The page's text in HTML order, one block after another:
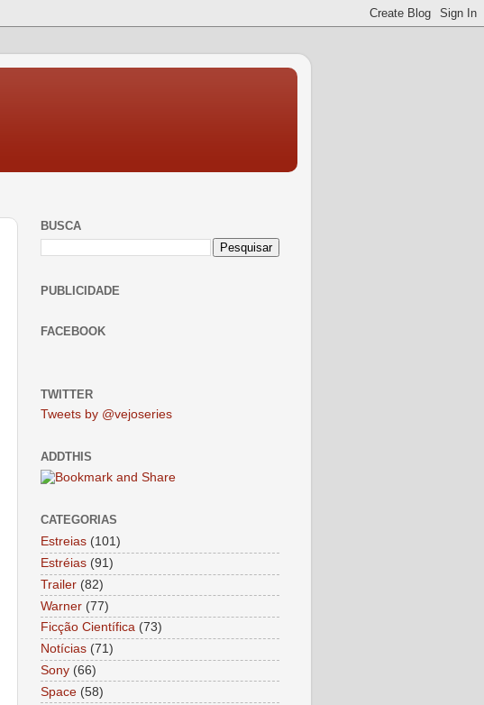
BUSCA
PUBLICIDADE
FACEBOOK
TWITTER
Tweets by @vejoseries
ADDTHIS
CATEGORIAS
Estreias (101)
Estréias (91)
Trailer (82)
Warner (77)
Ficção Científica (73)
Notícias (71)
Sony (66)
Space (58)